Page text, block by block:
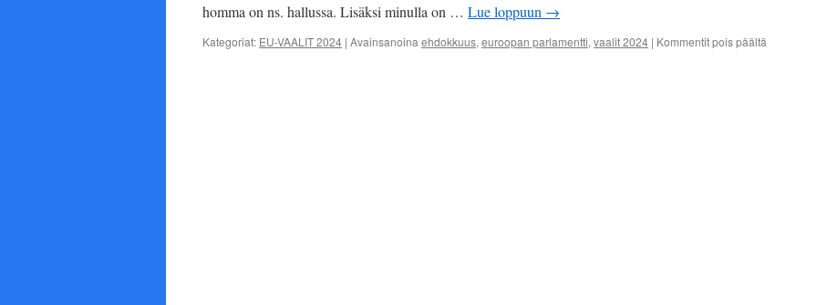
homma on ns. hallussa. Lisäksi minulla on … Lue loppuun →
Kategoriat: EU-VAALIT 2024 | Avainsanoina ehdokkuus, euroopan parlamentti, vaalit 2024 | Kommentit pois päältä